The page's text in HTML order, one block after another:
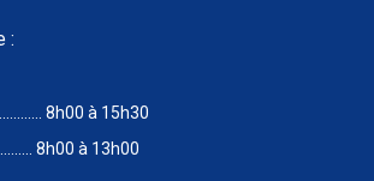
:
8h00 à 15h30
8h00 à 13h00